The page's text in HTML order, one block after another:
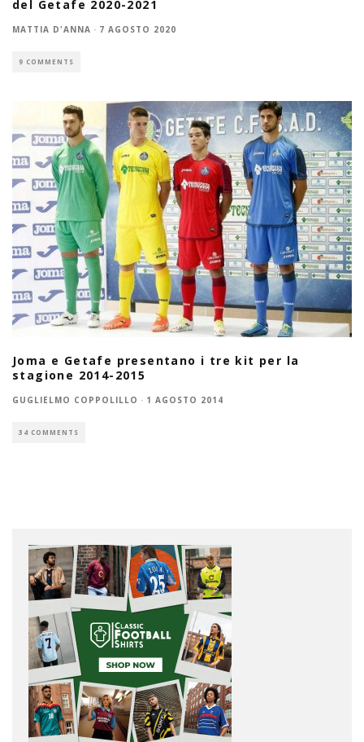
del Getafe 2020-2021
MATTIA D'ANNA · 7 AGOSTO 2020
9 COMMENTS
Joma e Getafe presentano i tre kit per la
stagione 2014-2015
GUGLIELMO COPPOLILLO · 1 AGOSTO 2014
34 COMMENTS